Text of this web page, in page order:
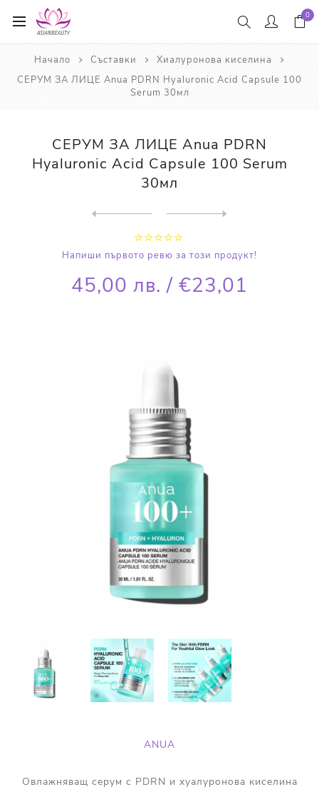
0
Начало Съставки
Хиалуронова киселина
СЕРУМ ЗА ЛИЦЕ Anua PDRN Hyaluronic Acid Capsule 100
Serum 30мл
СЕРУМ ЗА ЛИЦЕ Anua PDRN
Hyaluronic Acid Capsule 100 Serum
30мл
Напиши първото ревю за този продукт!
45,00 лв. / €23,01
ANUA
Овлажняващ серум с PDRN и хуалуронова киселина